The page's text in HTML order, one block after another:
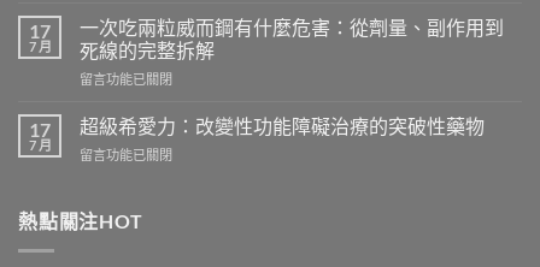
會
怎
樣？
從
實
案
例、
學
風
威
壯
頭
怎
辦？
鐘
17
7 月
一次吃兩粒威而鋼有什麼危害：從劑量、副作用到
死線的完整拆解
在
次
吃
兩
而
留言功能已關閉
17
7 月
超級希愛力：改變性功能障礙治療的突破性藥物
在
希
愛
留言功能已關閉
熱點關注HOT